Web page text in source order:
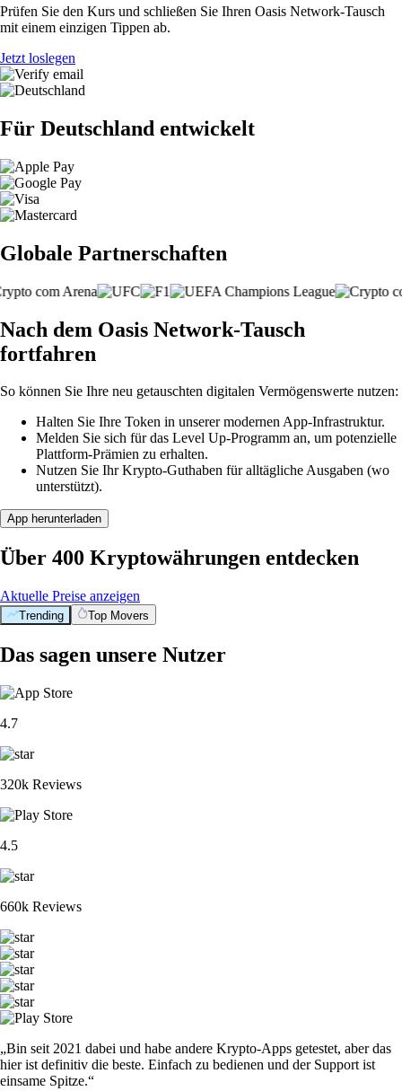
Prüfen Sie den Kurs und schließen Sie Ihren Oasis Network-Tausch
mit einem einzigen Tippen ab.
Jetzt loslegen
Für Deutschland entwickelt
Globale Partnerschaften
Nach dem Oasis Network-Tausch
fortfahren
So können Sie Ihre neu getauschten digitalen Vermögenswerte nutzen:
Halten Sie Ihre Token in unserer modernen App-Infrastruktur.
Melden Sie sich für das Level Up-Programm an, um potenzielle
Plattform-Prämien zu erhalten.
Nutzen Sie Ihr Krypto-Guthaben für alltägliche Ausgaben (wo
unterstützt).
App herunterladen
Über 400 Kryptowährungen entdecken
Aktuelle Preise anzeigen
Trending Top Movers
Das sagen unsere Nutzer
4.7
320k Reviews
4.5
660k Reviews
„Bin seit 2021 dabei und habe andere Krypto-Apps getestet, aber das
hier ist definitiv die beste. Einfach zu bedienen und der Support ist
einsame Spitze.“